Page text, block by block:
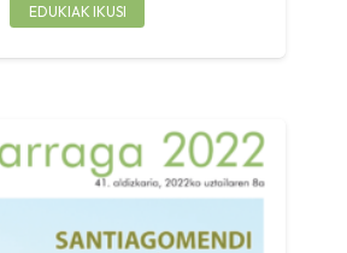
EDUKIAK IKUSI